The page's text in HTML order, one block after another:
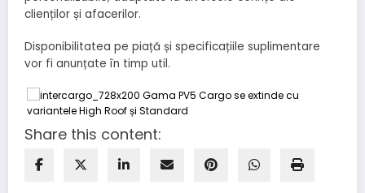
clienților și afacerilor.
Disponibilitatea pe piață și specificațiile suplimentare
vor fi anunțate în timp util.
Share this content: